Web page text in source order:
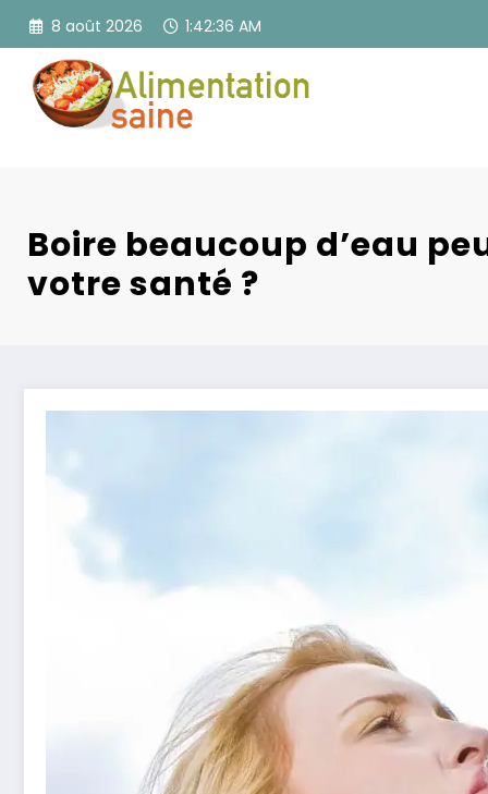
Aller
contenu
8 août 2026 1:42:37 AM
Boire beaucoup d’eau
votre santé ?